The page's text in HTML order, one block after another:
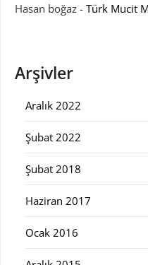
Hasan boğaz - Türk Mucit
Arşivler
Aralık 2022
Şubat 2022
Şubat 2018
Haziran 2017
Ocak 2016